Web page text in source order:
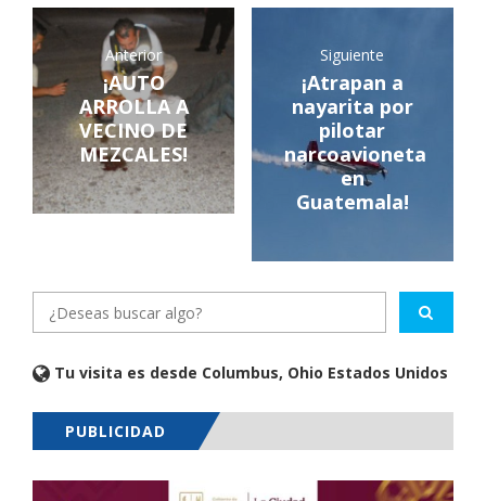
Anterior
¡AUTO
ARROLLA A
VECINO DE
MEZCALES!
Siguiente
¡Atrapan a
nayarita por
pilotar
narcoavioneta
en
Guatemala!
Tu visita es desde Columbus, Ohio Estados Unidos
PUBLICIDAD